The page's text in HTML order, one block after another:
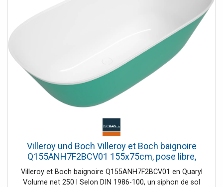
Villeroy und Boch Villeroy et Boch baignoire
Q155ANH7F2BCV01 155x75cm, pose libre,
tablier Color on Demand, blanc
Villeroy et Boch baignoire Q155ANH7F2BCV01 en Quaryl
Volume net 250 l Selon DIN 1986-100, un siphon de sol